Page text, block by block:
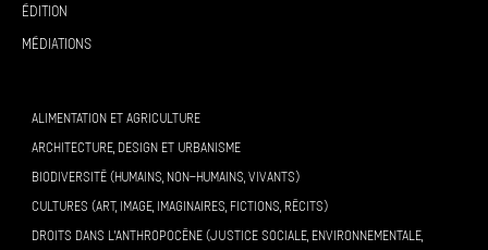
Édition
Médiations
ALIMENTATION ET AGRICULTURE
ARCHITECTURE, DESIGN ET URBANISME
BIODIVERSITÉ (HUMAINS, NON-HUMAINS, VIVANTS)
CULTURES (ART, IMAGE, IMAGINAIRES, FICTIONS, RÉCITS)
DROITS DANS L’ANTHROPOCÈNE (JUSTICE SOCIALE, ENVIRONNEMENTALE,